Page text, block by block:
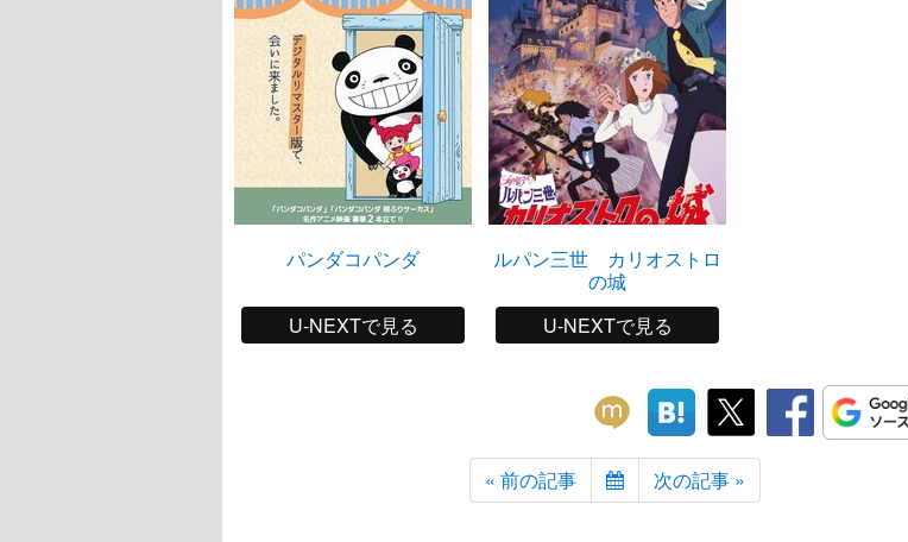
パンダコパンダ
U-NEXTで見る
ルパン三世 カリオストロ
の城
U-NEXTで見る
« 前の記事 次の記事 »